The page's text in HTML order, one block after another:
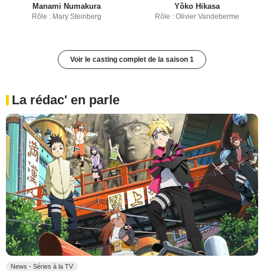
Manami Numakura
Rôle : Mary Steinberg
Yôko Hikasa
Rôle : Olivier Vandeberme
Voir le casting complet de la saison 1
La rédac' en parle
News - Séries à la TV